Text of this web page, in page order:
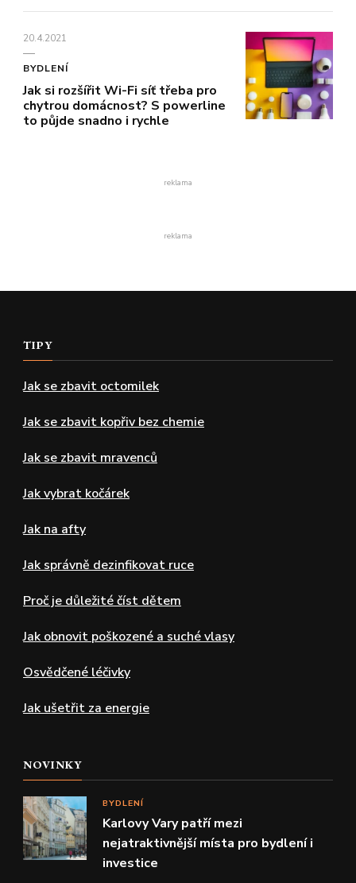
20.4.2021
BYDLENÍ
Jak si rozšířit Wi-Fi síť třeba pro
chytrou domácnost? S powerline
to půjde snadno i rychle
reklama
reklama
TIPY
Jak se zbavit octomilek
Jak se zbavit kopřiv bez chemie
Jak se zbavit mravenců
Jak vybrat kočárek
Jak na afty
Jak správně dezinfikovat ruce
Proč je důležité číst dětem
Jak obnovit poškozené a suché vlasy
Osvědčené léčivky
Jak ušetřit za energie
NOVINKY
BYDLENÍ
Karlovy Vary patří mezi
nejatraktivnější místa pro bydlení i
investice